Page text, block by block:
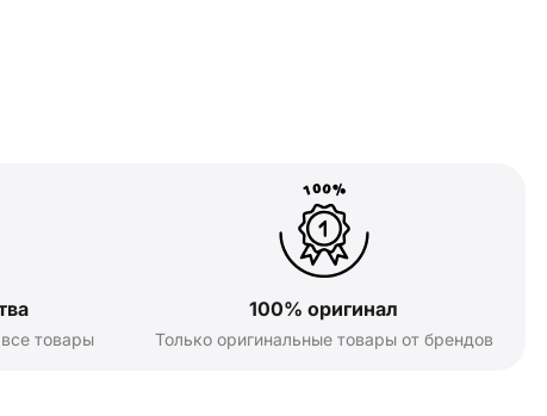
товары
100% оригинал
Только оригинальные товары от брендов